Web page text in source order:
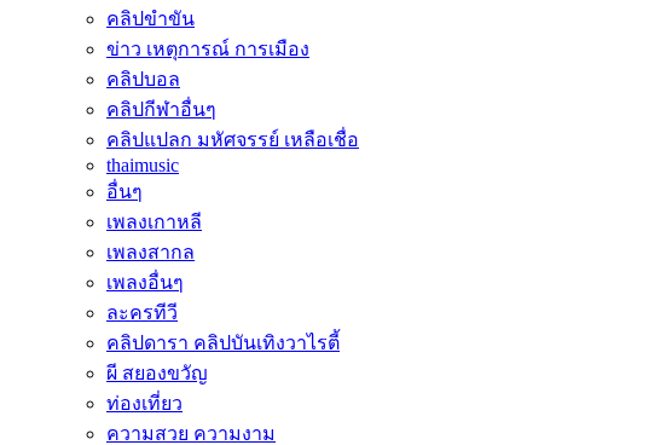
คลิปขำขัน
ข่าว เหตุการณ์ การเมือง
คลิปบอล
คลิปกีฬาอื่นๆ
คลิปแปลก มหัศจรรย์ เหลือเชื่อ
thaimusic
อื่นๆ
เพลงเกาหลี
เพลงสากล
เพลงอื่นๆ
ละครทีวี
คลิปดารา คลิปบันเทิงวาไรตี้
ผี สยองขวัญ
ท่องเที่ยว
ความสวย ความงาม